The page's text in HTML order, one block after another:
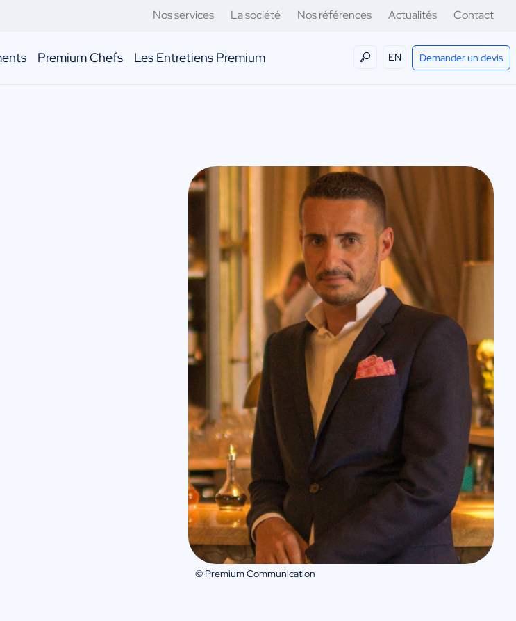
Nos services La société Nos références Actualités Contact
Premium Chefs Les Entretiens Premium EN Demander un devis
© Premium Communication